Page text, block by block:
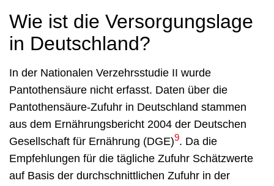
Wie ist die Versorgungslage
in Deutschland?
In der Nationalen Verzehrsstudie II wurde
Pantothensäure nicht erfasst. Daten über die
Pantothensäure-Zufuhr in Deutschland stammen
aus dem Ernährungsbericht 2004 der Deutschen
Gesellschaft für Ernährung (DGE)9. Da die
Empfehlungen für die tägliche Zufuhr Schätzwerte
auf Basis der durchschnittlichen Zufuhr in der